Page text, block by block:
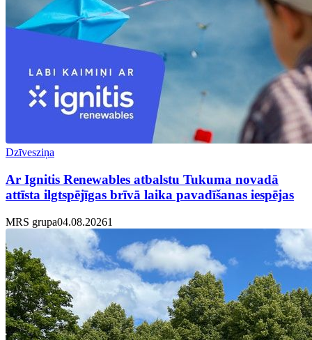
Dzīvesziņa
Ar Ignitis Renewables atbalstu Tukuma novadā
attīsta ilgtspējīgas brīvā laika pavadīšanas iespējas
MRS grupa04.08.20261